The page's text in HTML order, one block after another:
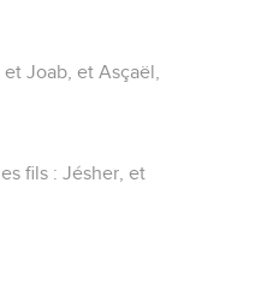
Joab, et Asçaël,
fils : Jésher, et